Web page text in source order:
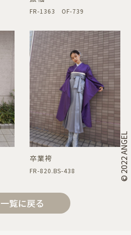
FR-1363 OF-739
卒業袴
FR-820.BS-438
一覧に戻る
© 2022 ANGEL